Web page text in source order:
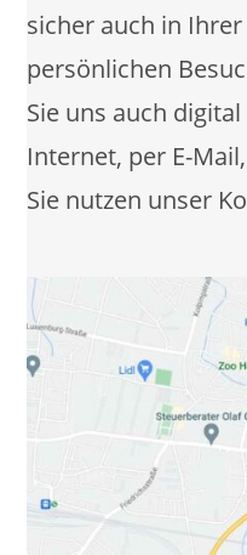
sicher auch in
persönlichen
Sie uns auch
Internet, per E-
Sie nutzen unser